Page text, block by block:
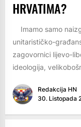
HRVATIMA?
Imamo samo
unitarističko-
zagovornici lijevo-
ideologija,
Redakcija HN
30. Listopada